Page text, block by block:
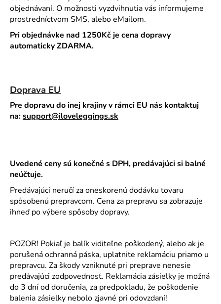
objednávaní. O možnosti vyzdvihnutia vás informujeme
prostredníctvom SMS, alebo eMailom.
Pri objednávke nad 1250Kč je cena dopravy
automaticky ZDARMA.
Doprava EU
Pre dopravu do inej krajiny v rámci EU nás kontaktuj
na:support@iloveleggings.sk
Uvedené ceny sú konečné s DPH, predávajúci si balné
neúčtuje.
Predávajúci neručí za oneskorenú dodávku tovaru
spôsobenú prepravcom. Cena za prepravu sa zobrazuje
ihneď po výbere spôsoby dopravy.
POZOR! Pokiaľ je balík viditeľne poškodený, alebo ak je
porušená ochranná páska, uplatnite reklamáciu priamo u
prepravcu. Za škody vzniknuté pri preprave nenesie
predávajúci zodpovednosť. Reklamácia zásielky je možná
do 3 dní od doručenia, za predpokladu, že poškodenie
balenia zásielky nebolo zjavné pri odovzdaní!